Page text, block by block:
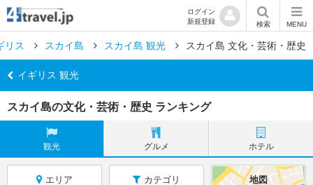
ログイン
新規登録
検索 MENU
リス スカイ島 スカイ島 観光 スカイ島 文化・芸術・歴史
イギリス 観光
スカイ島の文化・芸術・歴史 ランキング
観光 グルメ ホテル
エリア カテゴリ 地図